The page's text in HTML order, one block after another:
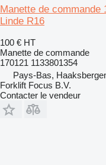
Manette de commande
Linde R16
100 € HT
Manette de commande
170121 1133801354
Pays-Bas,
Forklift Focus B.V.
Contacter le vendeur